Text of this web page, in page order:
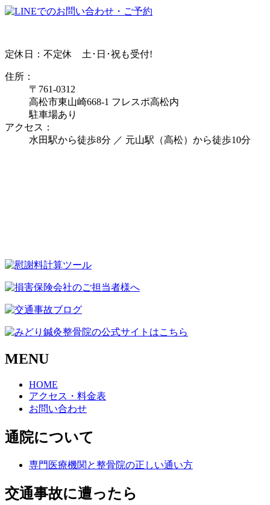
定休日：不定休 土･日･祝も受付!
住所：
〒761-0312
高松市東山崎668-1 フレスポ高松内
駐車場あり
アクセス：
水田駅から徒歩8分 ／ 元山駅（高松）から徒歩10分
MENU
HOME
アクセス・料金表
お問い合わせ
通院について
専門医療機関と整骨院の正しい通い方
交通事故に遭ったら